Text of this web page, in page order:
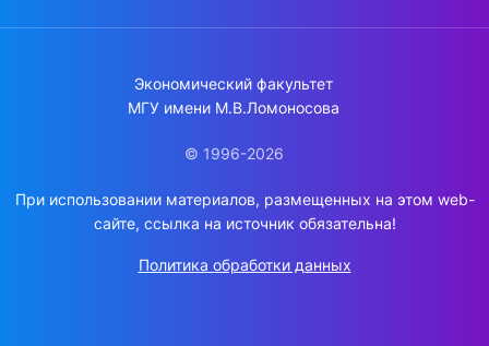
Экономический факультет
МГУ имени М.В.Ломоносова
© 1996-2026
При использовании материалов, размещенных на этом web-
сайте, ссылка на источник обязательна!
Политика обработки данных